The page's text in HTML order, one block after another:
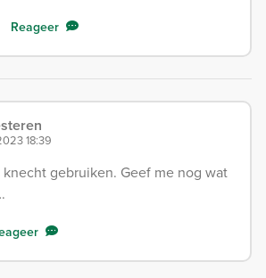
Reageer
18:39
knecht gebruiken. Geef me nog wat